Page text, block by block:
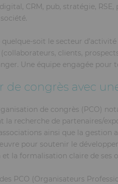
CRM, pub, stratégie,
quelque-soit le secteur
clients,
Une équipe engagée
de congrès avec
de congrès (PCO)
la recherche de partenaires/
ainsi que la
pour soutenir le
et la formalisation claire de
PCO (Organisateurs